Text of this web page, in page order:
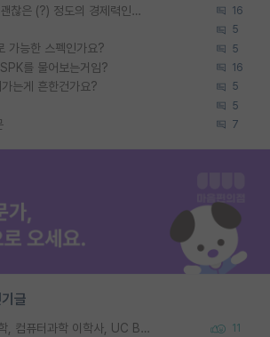
박사진학하기에 2억은 괜찮은 (?) 정도의 경제력인가요 16
5
가능한 스펙인가요? 5
를 물어보는거임? 16
는게 흔한건가요? 5
5
7
글
Korea University 수학, 컴퓨터과학 이학사, UC Berkeley 산업공학 대학원 공학박사가 되는 것은 쉽지 않겠죠? 11